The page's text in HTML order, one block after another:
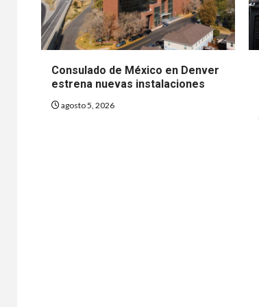
Consulado de México en Denver
estrena nuevas instalaciones
agosto 5, 2026